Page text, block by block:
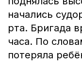
начались
рта. Бригада
часа. По
потеряла